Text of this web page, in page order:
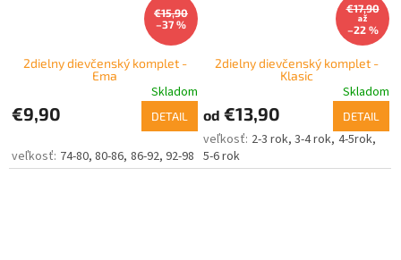
€15,90
–37 %
2dielny dievčenský komplet -
Ema
Skladom
€9,90 DETAIL
74-80 80-86 86-92 92-98
€17,90
až
–22 %
2dielny dievčenský komplet -
Klasic
Skladom
od €13,90 DETAIL
2-3 rok 3-4 rok 4-5rok
5-6 rok